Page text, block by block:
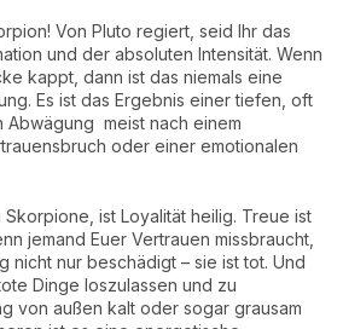
Von Pluto regiert, seid Ihr das
und der absoluten Intensität. Wenn
kappt, dann ist das niemals eine
Es ist das Ergebnis einer tiefen, oft
Abwägung meist nach einem
oder einer emotionalen
Skorpione, ist Loyalität heilig. Treue ist
jemand Euer Vertrauen missbraucht,
nicht nur beschädigt – sie ist tot. Und
Dinge loszulassen und zu
von außen kalt oder sogar grausam